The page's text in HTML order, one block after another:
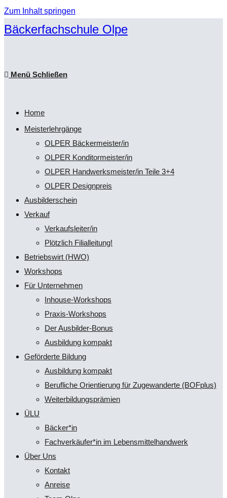
Zum Inhalt springen
Bäckerfachschule Olpe
Menü Schließen
Home
Meisterlehrgänge
OLPER Bäckermeister/in
OLPER Konditormeister/in
OLPER Handwerksmeister/in Teile 3+4
OLPER Designpreis
Ausbilderschein
Verkauf
Verkaufsleiter/in
Plötzlich Filialleitung!
Betriebswirt (HWO)
Workshops
Für Unternehmen
Inhouse-Workshops
Praxis-Workshops
Der Ausbilder-Bonus
Ausbildung kompakt
Geförderte Bildung
Ausbildung kompakt
Berufliche Orientierung für Zugewanderte (BOFplus)
Weiterbildungsprämien
ÜLU
Bäcker*in
Fachverkäufer*in im Lebensmittelhandwerk
Über Uns
Kontakt
Anreise